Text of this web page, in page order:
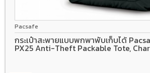
Pacsafe
กระเป๋าสะพายแบบพกพาพับเก็บได้
PX25 Anti-Theft Packable Tote,